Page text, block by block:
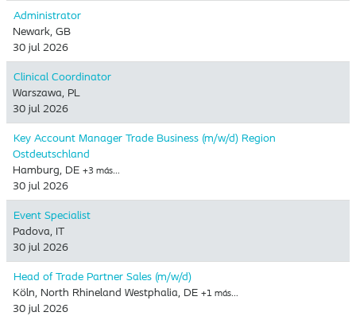
Administrator
Newark, GB
30 jul 2026
Clinical Coordinator
Warszawa, PL
30 jul 2026
Key Account Manager Trade Business (m/w/d) Region
Ostdeutschland
Hamburg, DE +3 más…
30 jul 2026
Event Specialist
Padova, IT
30 jul 2026
Head of Trade Partner Sales (m/w/d)
Köln, North Rhineland Westphalia, DE +1 más…
30 jul 2026